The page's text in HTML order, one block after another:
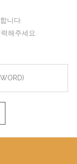
니다.
해주세요.